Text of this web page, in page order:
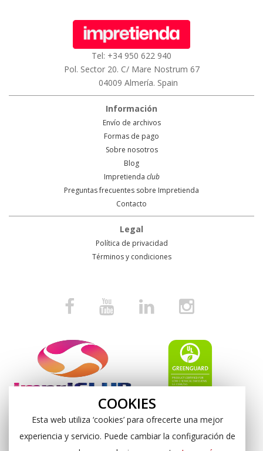
COOKIES
Esta web utiliza ‘cookies’ para ofrecerte una mejor
experiencia y servicio. Puede cambiar la configuración de
Tel: +34 950 622 940
Pol. Sector 20. C/ Mare Nostrum 67
04009 Almería. Spain
Información
Envío de archivos
Formas de pago
Sobre nosotros
Blog
Impretienda club
Preguntas frecuentes sobre Impretienda
Contacto
Legal
Política de privacidad
Términos y condiciones